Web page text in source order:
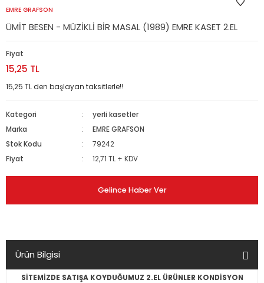
EMRE GRAFSON
ÜMİT BESEN - MÜZİKLİ BİR MASAL (1989) EMRE KASET 2.EL
Fiyat
15,25 TL
15,25 TL den başlayan taksitlerle!!
Kategori
yerli kasetler
Marka
EMRE GRAFSON
Stok Kodu
79242
Fiyat
12,71 TL + KDV
Gelince Haber Ver
Ürün Bilgisi
SİTEMİZDE SATIŞA KOYDUĞUMUZ 2.EL ÜRÜNLER KONDİSYON